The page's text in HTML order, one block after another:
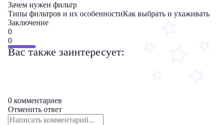
Зачем нужен фильтр
Типы фильтров и их особенностиКак выбрать и ухаживать
Заключение
0
0
Вас также заинтересует:
0 комментариев
Отменить ответ